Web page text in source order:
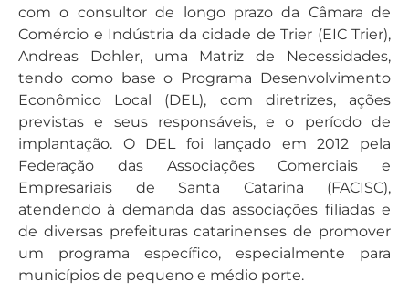
com o consultor de longo prazo da Câmara de
Comércio e Indústria da cidade de Trier (EIC Trier),
Andreas Dohler, uma Matriz de Necessidades,
tendo como base o Programa Desenvolvimento
Econômico Local (DEL), com diretrizes, ações
previstas e seus responsáveis, e o período de
implantação. O DEL foi lançado em 2012 pela
Federação das Associações Comerciais e
Empresariais de Santa Catarina (FACISC),
atendendo à demanda das associações filiadas e
de diversas prefeituras catarinenses de promover
um programa específico, especialmente para
municípios de pequeno e médio porte.